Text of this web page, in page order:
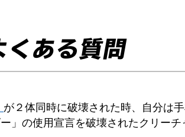
くある質問
が２体同時に破壊された時、自分は
」の使用宣言を破壊されたクリー